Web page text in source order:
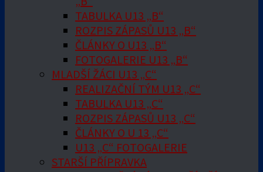
TABULKA U13 „B“
ROZPIS ZÁPASŮ U13 „B“
ČLÁNKY O U13 „B“
FOTOGALERIE U13 „B“
MLADŠÍ ŽÁCI U13 „C“
REALIZAČNÍ TÝM U13 „C“
TABULKA U13 „C“
ROZPIS ZÁPASŮ U13 „C“
ČLÁNKY O U 13 „C“
U13 „C“ FOTOGALERIE
STARŠÍ PŘÍPRAVKA